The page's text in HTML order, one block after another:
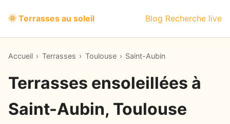
🌞 Terrasses au soleil Blog Recherche live
Accueil › Terrasses › Toulouse › Saint-Aubin
Terrasses ensoleillées à
Saint-Aubin, Toulouse